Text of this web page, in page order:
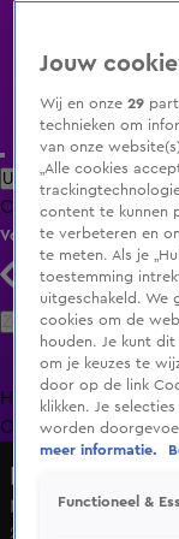
Uitzending Gemist
ClipsFilmsRadio
Volg KIJK
Zoeken
HomeUitzending
Oranjezomer
Mart op vrijdag!
2 okt 2020, 19:35
Jouw
Wij en onze29
technieken om
van onze
„Alle cookies
content te kunnen
te verbeteren en
te meten. Als je
toestemming
uitgeschakeld. We
cookies om de
houden. Je kunt
om je keuzes te
door op de link
klikken. Je
worden
meer informatie.
Functioneel &